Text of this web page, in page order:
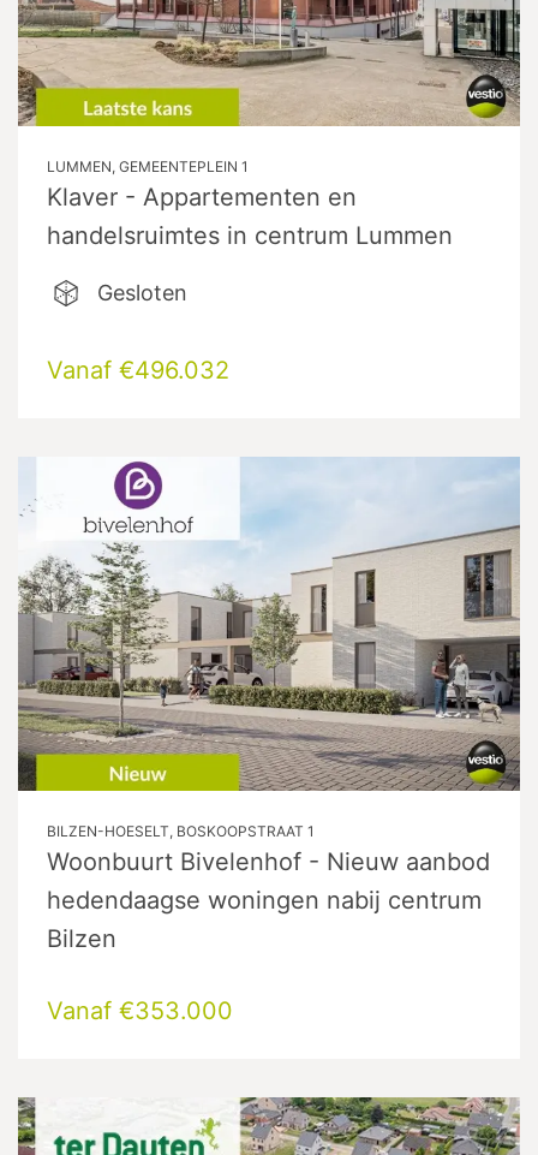
LUMMEN, GEMEENTEPLEIN 1
Klaver - Appartementen en
handelsruimtes in centrum Lummen
Gesloten
Vanaf €496.032
BILZEN-HOESELT, BOSKOOPSTRAAT 1
Woonbuurt Bivelenhof - Nieuw aanbod
hedendaagse woningen nabij centrum
Bilzen
Vanaf €353.000